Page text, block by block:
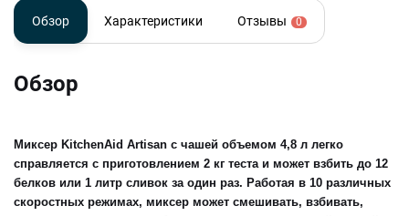
Обзор Характеристики Отзывы 0
Обзор
Миксер KitchenAid Artisan с чашей объемом 4,8 л легко
справляется с приготовлением 2 кг теста и может взбить до 12
белков или 1 литр сливок за один раз. Работая в 10 различных
скоростных режимах, миксер может смешивать, взбивать,